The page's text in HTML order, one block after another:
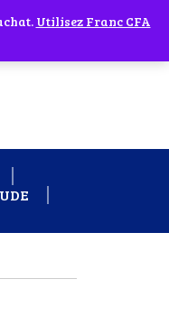
Utilisez Franc CFA